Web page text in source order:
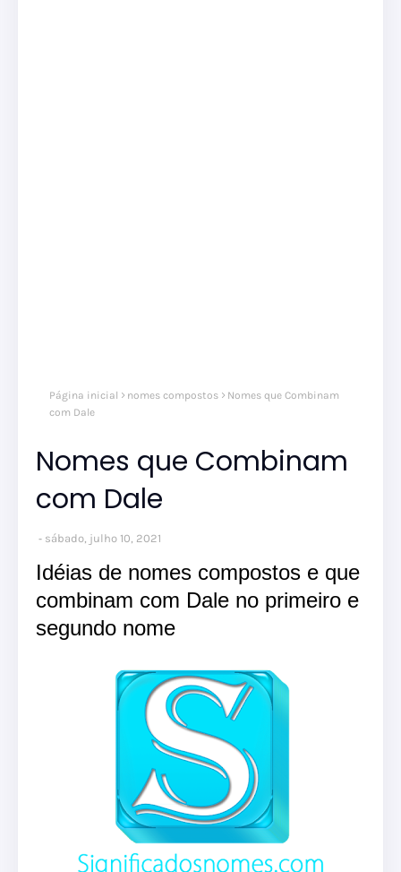
Página inicial nomes compostos
Nomes que Combinam
com Dale
Nomes que Combinam
com Dale
sábado, julho 10, 2021
Idéias de nomes compostos e que
combinam com Dale no primeiro e
segundo nome